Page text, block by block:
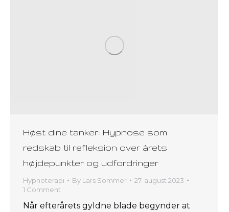
Høst dine tanker: Hypnose som
redskab til refleksion over årets
højdepunkter og udfordringer
Hypnoterapi By Lars Sommer
27. august 2023
1 Comment
Når efterårets gyldne blade begynder at